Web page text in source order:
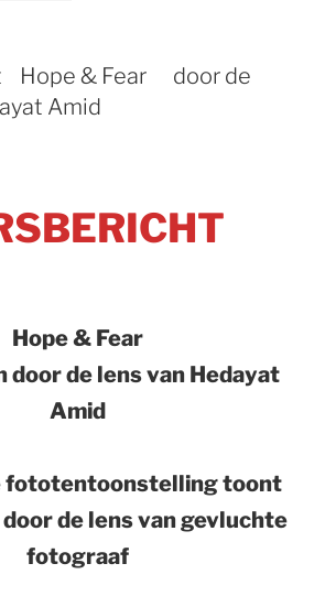
Hope & Fear door de
Amid
Hope & Fear
door de lens van Hedayat
Amid
fototentoonstelling toont
de lens van gevluchte
fotograaf